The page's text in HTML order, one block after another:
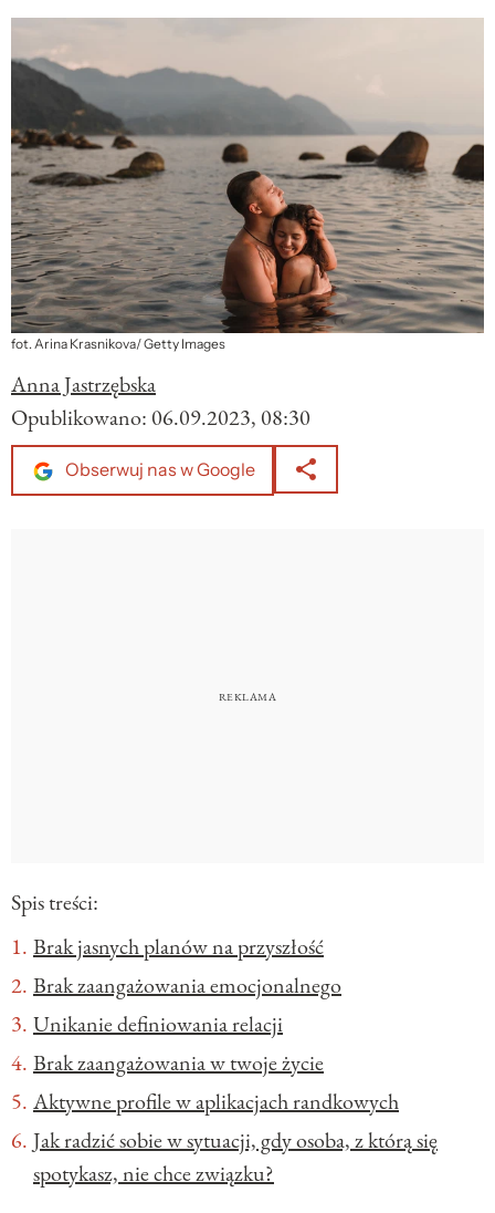
fot. Arina Krasnikova/ Getty Images
Anna Jastrzębska
Opublikowano: 06.09.2023, 08:30
Obserwuj nas w Google
Spis treści:
Brak jasnych planów na przyszłość
Brak zaangażowania emocjonalnego
Unikanie definiowania relacji
Brak zaangażowania w twoje życie
Aktywne profile w aplikacjach randkowych
Jak radzić sobie w sytuacji, gdy osoba, z którą się
spotykasz, nie chce związku?